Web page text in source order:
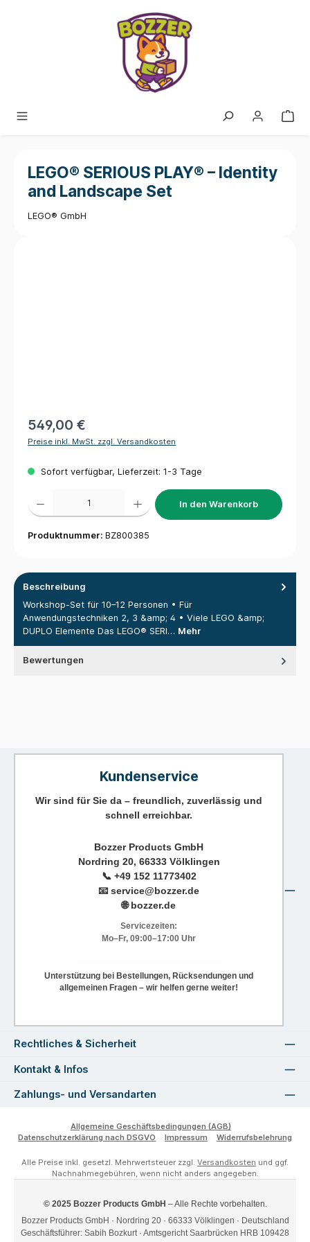
LEGO® SERIOUS PLAY® – Identity
and Landscape Set
LEGO® GmbH
549,00 €
Preise inkl. MwSt. zzgl. Versandkosten
Sofort verfügbar, Lieferzeit: 1-3 Tage
Produkt Anzahl: Gib den gewünschten Wert ein oder benutze die Schaltflächen um die
In den Warenkorb
Produktnummer: BZ800385
Beschreibung
Workshop-Set für 10–12 Personen • Für
Anwendungstechniken 2, 3 &amp; 4 • Viele LEGO &amp;
DUPLO Elemente Das LEGO® SERI… Mehr
Bewertungen
Kundenservice
Wir sind für Sie da – freundlich, zuverlässig und
schnell erreichbar.
Bozzer Products GmbH
Nordring 20, 66333 Völklingen
📞 +49 152 11773402
📧service@bozzer.de
🌐 bozzer.de
Servicezeiten:
Mo–Fr, 09:00–17:00 Uhr
Unterstützung bei Bestellungen, Rücksendungen und
allgemeinen Fragen – wir helfen gerne weiter!
Rechtliches & Sicherheit
Kontakt & Infos
Zahlungs- und Versandarten
Allgemeine Geschäftsbedingungen (AGB)
Datenschutzerklärung nach DSGVO
Impressum Widerrufsbelehrung
Alle Preise inkl. gesetzl. Mehrwertsteuer zzgl. Versandkosten und ggf.
Nachnahmegebühren, wenn nicht anders angegeben.
© 2025 Bozzer Products GmbH – Alle Rechte vorbehalten.
Bozzer Products GmbH · Nordring 20 · 66333 Völklingen · Deutschland
Geschäftsführer: Sabih Bozkurt · Amtsgericht Saarbrücken HRB 109428